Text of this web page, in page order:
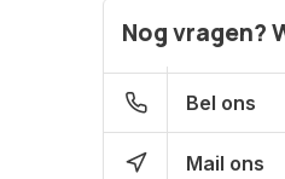
Nog vragen?
Bel ons
Mail ons